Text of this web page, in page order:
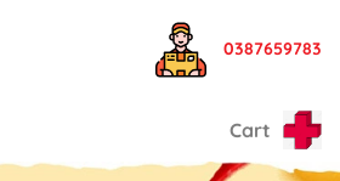
0387659783
Cart